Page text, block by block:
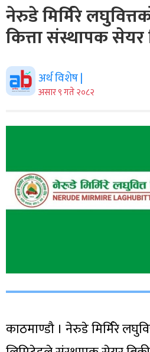
नेरुडे मिर्मिरे
कित्ता संस्थापक सेयर
अर्थ विशेष |
असार ९ गते २०८२
काठमाण्डौ । नेरुडे मिर्मिरे